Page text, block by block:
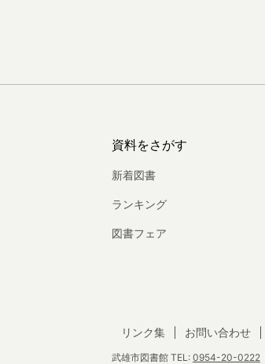
資料をさがす
新着図書
ランキング
図書フェア
武雄市図書館 TEL: 0954-20-0222
リンク集 お問い合わせ